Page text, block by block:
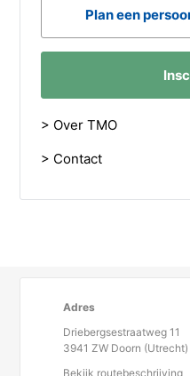
Plan een
> Over TMO
> Contact
Adres
Driebergsestraatweg 11
3941 ZW Doorn (Utrecht)
Bekijk routebeschrijving